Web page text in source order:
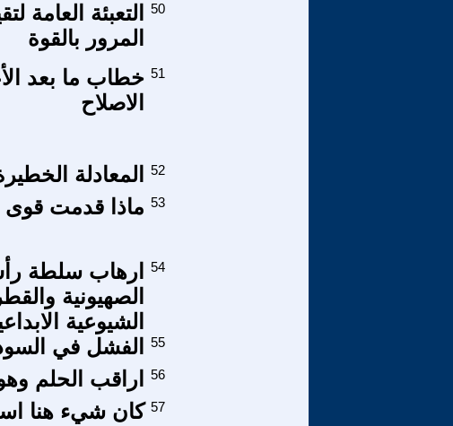
التعبئة
المرور بالقوة
50
خطاب ما بعد
الاصلاح
51
المعادلة 52
ماذا قدمت قوى 53
ارهاب سلطة
الصهيونية
الشيوعية
54
الفشل في 55
اراقب الحلم 56
كان شيء هنا 57